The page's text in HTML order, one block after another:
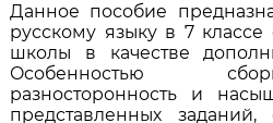
Данное пособие
русскому языку в 7 классе
школы в качестве
Особенностью
разносторонность и
представленных заданий,